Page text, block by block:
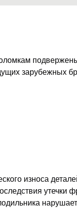
зарубежных
износа
утечки